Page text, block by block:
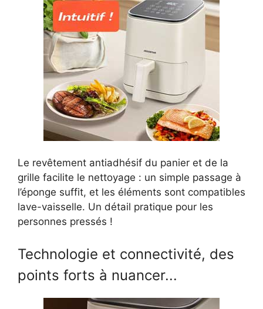
Le revêtement antiadhésif du panier et de la
grille facilite le nettoyage : un simple passage à
l’éponge suffit, et les éléments sont compatibles
lave-vaisselle. Un détail pratique pour les
personnes pressés !
Technologie et connectivité, des
points forts à nuancer...